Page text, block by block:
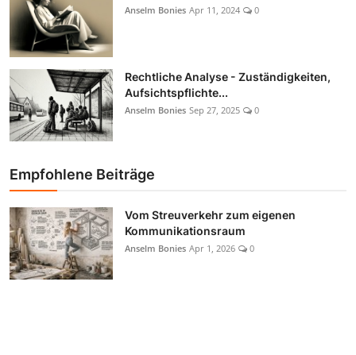
Anselm Bonies Apr 11, 2024 0
Rechtliche Analyse - Zuständigkeiten,
Aufsichtspflichte...
Anselm Bonies Sep 27, 2025 0
Empfohlene Beiträge
Vom Streuverkehr zum eigenen
Kommunikationsraum
Anselm Bonies Apr 1, 2026 0